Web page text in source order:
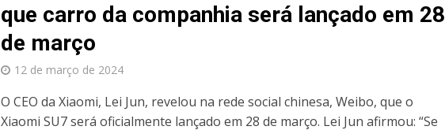
que carro da companhia será lançado em 28
de março
12 de março de 2024
O CEO da Xiaomi, Lei Jun, revelou na rede social chinesa, Weibo, que o
Xiaomi SU7 será oficialmente lançado em 28 de março. Lei Jun afirmou: “Se